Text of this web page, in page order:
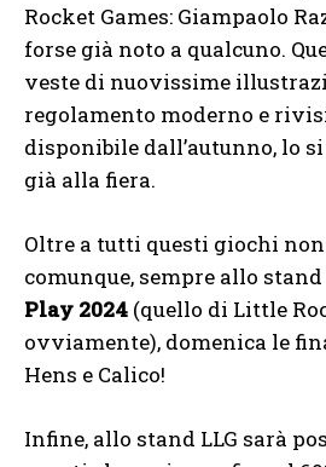
Rocket Games: Giampaolo
forse già noto a qualcuno.
veste di nuovissime
regolamento moderno e
disponibile dall’autunno, lo
già alla fiera.
Oltre a tutti questi giochi
comunque, sempre allo stand
Play 2024 (quello di Little
ovviamente), domenica le
Hens e Calico!
Infine, allo stand LLG sarà